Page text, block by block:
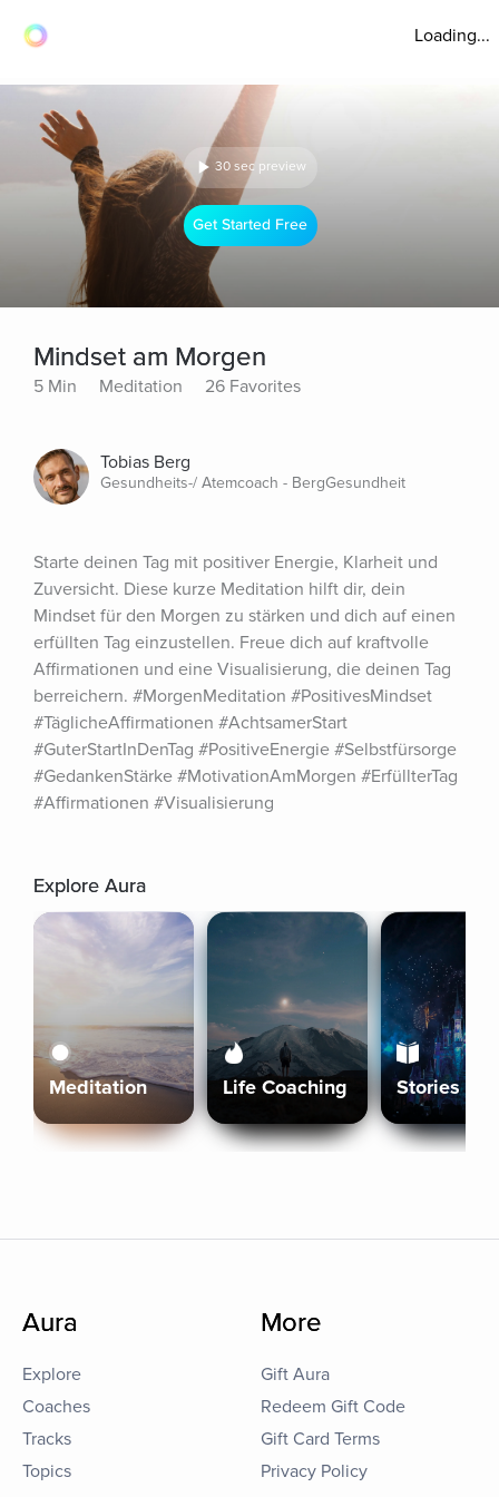
Loading...
30 sec preview
Get Started Free
Mindset am Morgen
5 Min Meditation 26 Favorites
Tobias Berg
Gesundheits-/ Atemcoach - BergGesundheit
Starte deinen Tag mit positiver Energie, Klarheit und
Zuversicht. Diese kurze Meditation hilft dir, dein
Mindset für den Morgen zu stärken und dich auf einen
erfüllten Tag einzustellen. Freue dich auf kraftvolle
Affirmationen und eine Visualisierung, die deinen Tag
berreichern. #MorgenMeditation #PositivesMindset
#TäglicheAffirmationen #AchtsamerStart
#GuterStartInDenTag #PositiveEnergie #Selbstfürsorge
#GedankenStärke #MotivationAmMorgen #ErfüllterTag
#Affirmationen #Visualisierung
Explore Aura
Meditation Life Coaching Stories
Aura
Explore
Coaches
Tracks
Topics
More
Gift Aura
Redeem Gift Code
Gift Card Terms
Privacy Policy